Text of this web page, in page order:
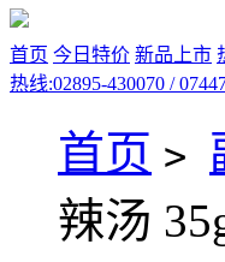
首页 今日特价 新品上市
热线:02895-430070 /
首页 >
辣汤